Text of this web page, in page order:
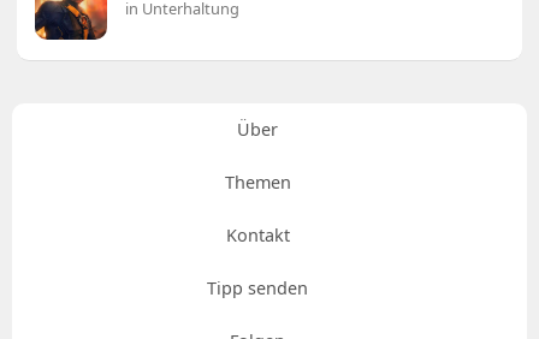
in Unterhaltung
Über
Themen
Kontakt
Tipp senden